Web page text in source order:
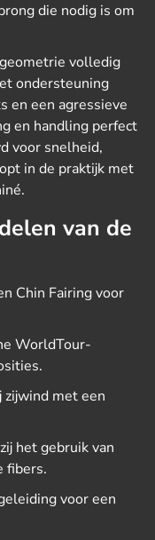
die nodig is om
volledig
ondersteuning
en een agressieve
en handling perfect
voor snelheid,
in de praktijk met
van de
Chin Fairing voor
WorldTour-
met een
het gebruik van
fibers.
voor een